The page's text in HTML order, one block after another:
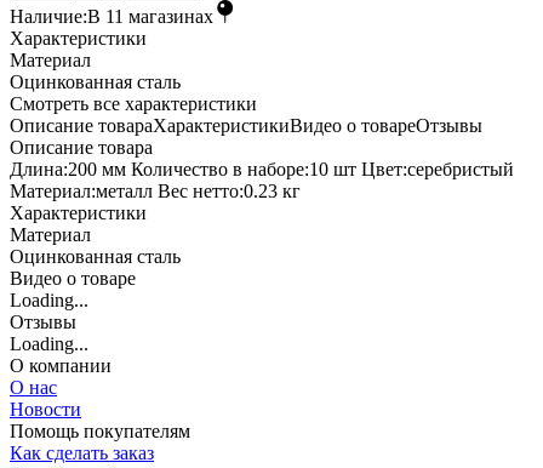
Наличие:В 11 магазинах
Характеристики
Материал
Оцинкованная сталь
Cмотреть все характеристики
Описание товараХарактеристикиВидео о товареОтзывы
Описание товара
Длина:200 мм Количество в наборе:10 шт Цвет:серебристый
Материал:металл Вес нетто:0.23 кг
Характеристики
Материал
Оцинкованная сталь
Видео о товаре
Loading...
Отзывы
Loading...
О компании
О нас
Новости
Помощь покупателям
Как сделать заказ